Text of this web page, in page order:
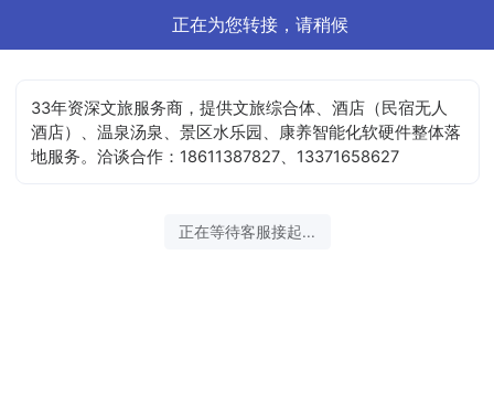
正在为您转接，请稍候
33年资深文旅服务商，提供文旅综合体、酒店（民宿无人
酒店）、温泉汤泉、景区水乐园、康养智能化软硬件整体落
地服务。洽谈合作：18611387827、13371658627
正在等待客服接起...